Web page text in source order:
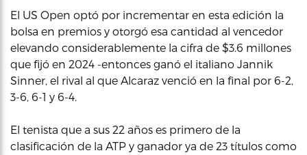
El US Open optó por incrementar en esta edición la
bolsa en premios y otorgó esa cantidad al vencedor
elevando considerablemente la cifra de $3.6 millones
que fijó en 2024 -entonces ganó el italiano Jannik
Sinner, el rival al que Alcaraz venció en la final por 6-2,
3-6, 6-1 y 6-4.
El tenista que a sus 22 años es primero de la
clasificación de la ATP y ganador ya de 23 títulos como